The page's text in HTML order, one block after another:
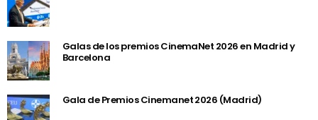
Galas de los premios CinemaNet 2026 en Madrid y
Barcelona
Gala de Premios Cinemanet 2026 (Madrid)